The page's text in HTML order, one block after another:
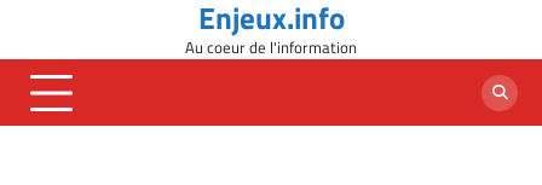
content
Enjeux.info
Au coeur de l'information